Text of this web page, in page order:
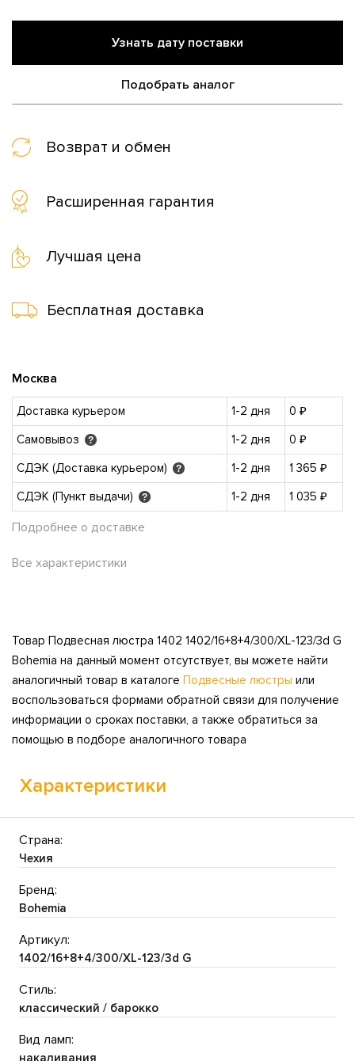
Узнать дату поставки
Подобрать аналог
Возврат и обмен
Расширенная гарантия
Лучшая цена
Бесплатная доставка
Москва
Доставка курьером 1-2 дня
0 ₽
Самовывоз
? 1-2 дня
0 ₽
СДЭК (Доставка курьером)
? 1-2 дня
1 365 ₽
СДЭК (Пункт выдачи)
? 1-2 дня 1 035 ₽
Подробнее о доставке
Все характеристики
Товар Подвесная люстра 1402 1402/16+8+4/300/XL-123/3d G
Bohemia на данный момент отсутствует, вы можете найти
аналогичный товар в каталоге Подвесные люстры или
воспользоваться формами обратной связи для получение
информации о сроках поставки, а также обратиться за
помощью в подборе аналогичного товара
Характеристики
Страна:
Чехия
Бренд:
Bohemia
Артикул:
1402/16+8+4/300/XL-123/3d G
Стиль:
классический / барокко
Вид ламп:
накаливания